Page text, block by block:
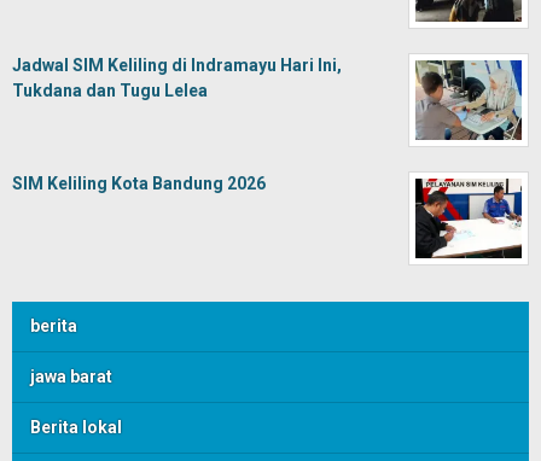
Jadwal SIM Keliling di Indramayu Hari Ini,
Tukdana dan Tugu Lelea
SIM Keliling Kota Bandung 2026
berita
jawa barat
Berita lokal